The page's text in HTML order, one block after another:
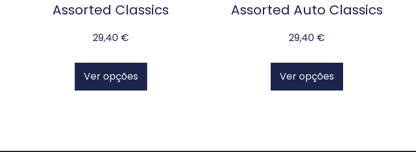
Assorted Classics
29,40 €
Ver opções
Assorted Auto Classics
29,40 €
Ver opções